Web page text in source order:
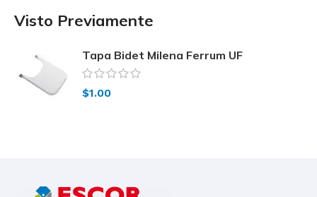
Visto Previamente
Tapa Bidet Milena Ferrum UF
$1.00